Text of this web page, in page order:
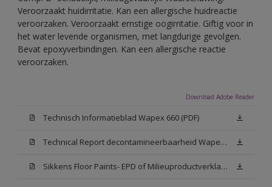
Veroorzaakt huidirritatie. Kan een allergische huidreactie
veroorzaken. Veroorzaakt ernstige oogirritatie. Giftig voor in
het water levende organismen, met langdurige gevolgen.
Bevat epoxyverbindingen. Kan een allergische reactie
veroorzaken.
Download Adobe Reader
Technisch Informatieblad Wapex 660 (PDF)
Technical Report decontamineerbaarheid Wapex 660
Sikkens Floor Paints- EPD of Milieuproductverklaring